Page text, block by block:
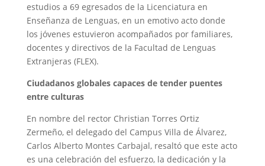
estudios a 69 egresados de la Licenciatura en
Enseñanza de Lenguas, en un emotivo acto donde
los jóvenes estuvieron acompañados por familiares,
docentes y directivos de la Facultad de Lenguas
Extranjeras (FLEX).
Ciudadanos globales capaces de tender puentes
entre culturas
En nombre del rector Christian Torres Ortiz
Zermeño, el delegado del Campus Villa de Álvarez,
Carlos Alberto Montes Carbajal, resaltó que este acto
es una celebración del esfuerzo, la dedicación y la